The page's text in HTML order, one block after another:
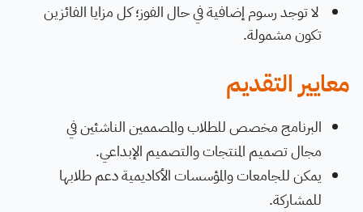
لا توجد رسوم إضافية في حال الفوز؛ كل مزايا الفائزين
تكون مشمولة.
معايير التقديم
البرنامج مخصص للطلاب والمصممين الناشئين في
مجال تصميم المنتجات والتصميم الإبداعي.
يمكن للجامعات والمؤسسات الأكاديمية دعم طلابها
للمشاركة.